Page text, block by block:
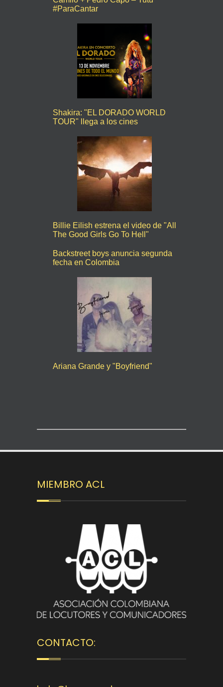
#ParaCantar
Shakira: "EL DORADO WORLD
TOUR" llega a los cines
Billie Eilish estrena el video de "All
The Good Girls Go To Hell"
Backstreet boys anuncia segunda
fecha en Colombia
Ariana Grande y "Boyfriend"
MIEMBRO ACL
CONTACTO: